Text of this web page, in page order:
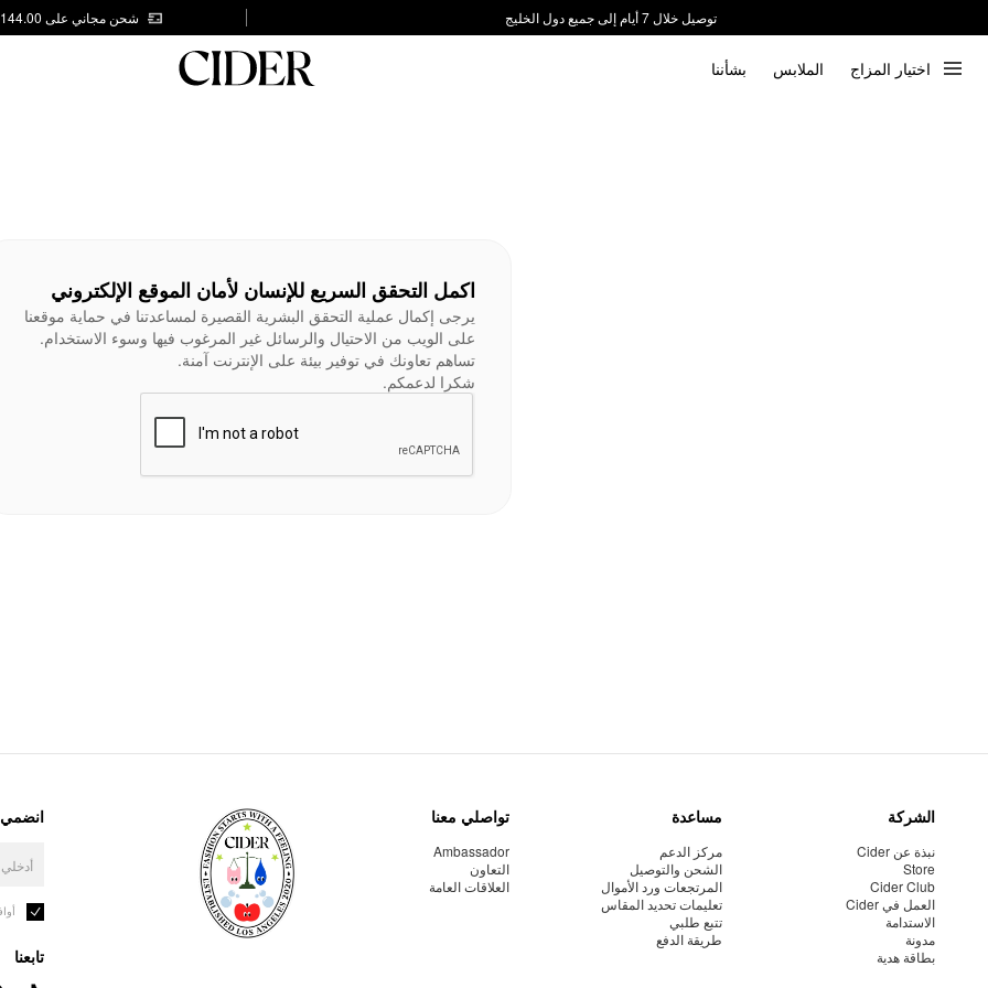
توصيل خلال 7 أيام إلى جميع دول الخليج
شحن مجاني على AED 144.00
اختيار المزاج الملابس بشأننا
اكمل التحقق السريع للإنسان لأمان الموقع الإلكتروني
يرجى إكمال عملية التحقق البشرية القصيرة لمساعدتنا في حماية موقعنا
على الويب من الاحتيال والرسائل غير المرغوب فيها وسوء الاستخدام.
تساهم تعاونك في توفير بيئة على الإنترنت آمنة.
شكرا لدعمكم.
الشركة
نبذة عن Cider
Store
Cider Club
العمل في Cider
الاستدامة
مدونة
بطاقة هدية
مساعدة
مركز الدعم
الشحن والتوصيل
المرتجعات ورد الأموال
تعليمات تحديد المقاس
تتبع طلبي
طريقة الدفع
تواصلي معنا
Ambassador
التعاون
العلاقات العامة
انضمي
تابعنا